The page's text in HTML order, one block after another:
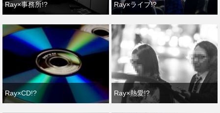
Ray×事務所!? Ray×ライブ!?
Ray×CD!? Ray×熱愛!?